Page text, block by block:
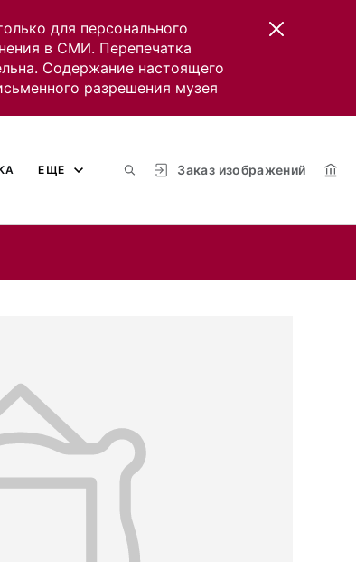
для персонального
в СМИ. Перепечатка
Содержание настоящего
разрешения музея
Заказ изображений
ЕЩЕ